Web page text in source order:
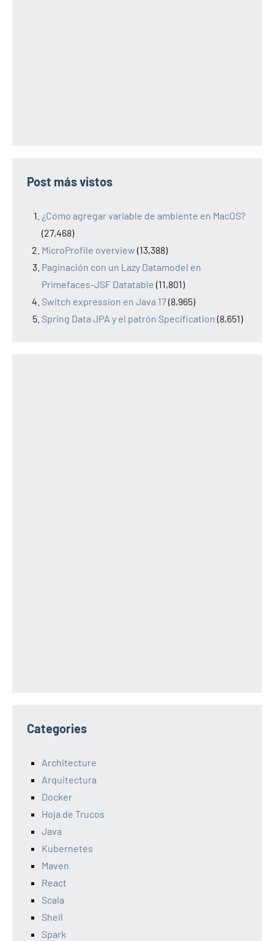
Post más vistos
¿Cómo agregar variable de ambiente en MacOS?
(27,468)
MicroProfile overview (13,388)
Paginación con un Lazy Datamodel en
Primefaces-JSF Datatable (11,801)
Switch expression en Java 17(8,965)
Spring Data JPA y el patrón Specification (8,651)
Categories
Architecture
Arquitectura
Docker
Hoja de Trucos
Java
Kubernetes
Maven
React
Scala
Shell
Spark